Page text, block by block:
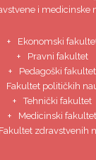
i medicinske
Ekonomski
Pravni fakultet
Pedagoški fakultet
Fakultet političkih
Tehnički fakultet
Medicinski fakultet
Fakultet zdravstvenih